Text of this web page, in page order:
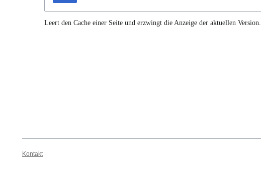
Leert den Cache einer Seite und erzwingt die Anzeige der aktuellen Version.
Kontakt